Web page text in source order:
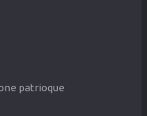
patrioque